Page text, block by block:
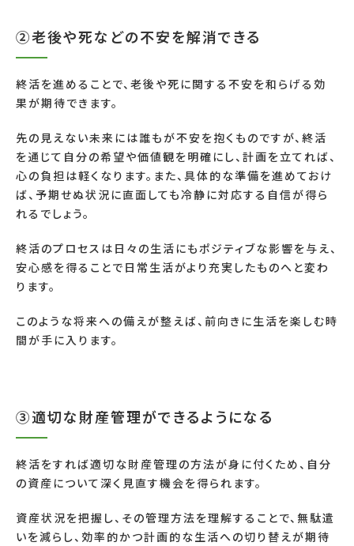
②老後や死などの不安を解消できる
終活を進めることで、老後や死に関する不安を和らげる効
果が期待できます。
先の見えない未来には誰もが不安を抱くものですが、終活
を通じて自分の希望や価値観を明確にし、計画を立てれば、
心の負担は軽くなります。また、具体的な準備を進めておけ
ば、予期せぬ状況に直面しても冷静に対応する自信が得ら
れるでしょう。
終活のプロセスは日々の生活にもポジティブな影響を与え、
安心感を得ることで日常生活がより充実したものへと変わ
ります。
このような将来への備えが整えば、前向きに生活を楽しむ時
間が手に入ります。
③適切な財産管理ができるようになる
終活をすれば適切な財産管理の方法が身に付くため、自分
の資産について深く見直す機会を得られます。
資産状況を把握し、その管理方法を理解することで、無駄遣
いを減らし、効率的かつ計画的な生活への切り替えが期待